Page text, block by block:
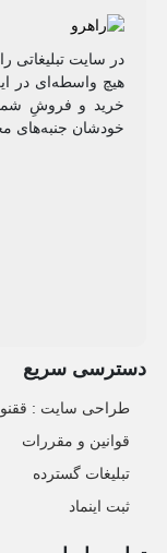
در سایت تبلیغاتی
هیچ واسطه‌ای در
خرید و فروشِ شما،
خودشان جنبه‌های
دسترسی سریع
طراحی سایت :‌
قوانین و مقررات
تبلیغات گسترده
ثبت اینماد